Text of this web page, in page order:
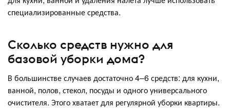
специализированные средства.
Сколько средств нужно для
базовой уборки дома?
В большинстве случаев достаточно 4–6 средств: для кухни,
ванной, полов, стекол, посуды и одного универсального
очистителя. Этого хватает для регулярной уборки квартиры.